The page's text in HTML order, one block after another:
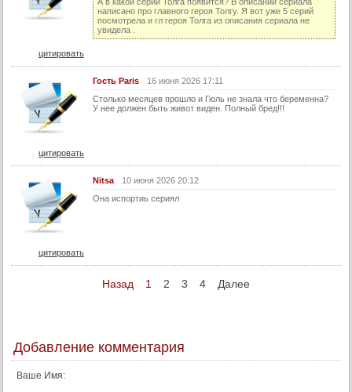
67 серия
69 серия
70 серия
71 серия
72 серия
76 серия
78 серия
82 серия
написано про главного героя Толгу. Я вот уже 5 серий
посмотрела и гл героя Толга из описания сериала не
увидела .
цитировать
Гость Paris
16 июня 2026 17:11
Столько месяцев прошло и Гюль не знала что беременна?
У нее должен быть живот виден. Полный бред!!!
цитировать
Nitsa
10 июня 2026 20:12
Она испортиь сериял
цитировать
Назад 1 2 3 4 Далее
Добавление комментария
Ваше Имя: